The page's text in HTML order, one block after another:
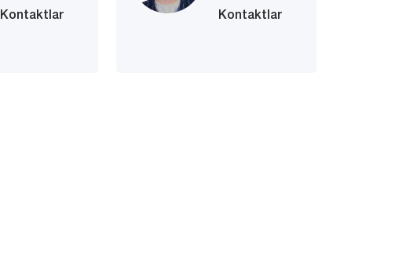
Kontaktlar Kontaktlar